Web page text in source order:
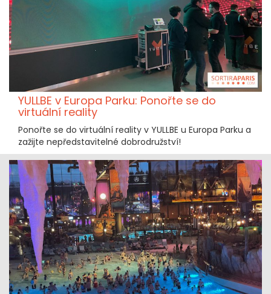
YULLBE v Europa Parku: Ponořte se do
virtuální reality
Ponořte se do virtuální reality v YULLBE u Europa Parku a
zažijte nepředstavitelné dobrodružství!